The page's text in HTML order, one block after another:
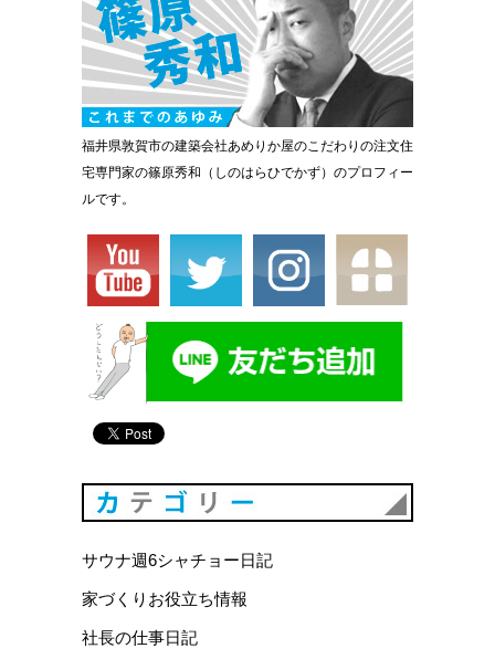
福井県敦賀市の建築会社あめりか屋のこだわりの注文住
宅専門家の篠原秀和（しのはらひでかず）のプロフィー
ルです。
サウナ週6シャチョー日記
家づくりお役立ち情報
社長の仕事日記